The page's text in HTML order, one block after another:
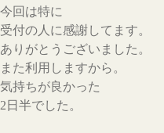
今回は特に
受付の人に感謝してます。
ありがとうございました。
また利用しますから。
気持ちが良かった
2日半でした。